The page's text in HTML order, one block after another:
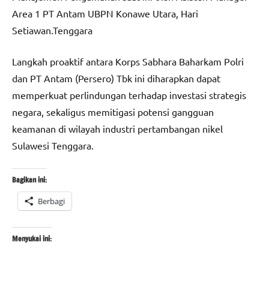
Area 1 PT Antam UBPN Konawe Utara, Hari
Setiawan.Tenggara
Langkah proaktif antara Korps Sabhara Baharkam Polri
dan PT Antam (Persero) Tbk ini diharapkan dapat
memperkuat perlindungan terhadap investasi strategis
negara, sekaligus memitigasi potensi gangguan
keamanan di wilayah industri pertambangan nikel
Sulawesi Tenggara.
Bagikan ini:
Berbagi
Menyukai ini: